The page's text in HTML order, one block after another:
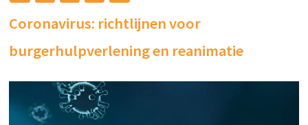
Coronavirus: richtlijnen voor
burgerhulpverlening en reanimatie